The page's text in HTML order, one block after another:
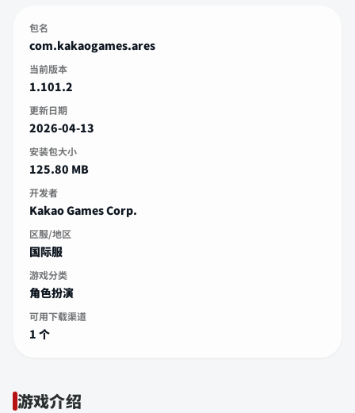
包名
com.kakaogames.ares
当前版本
1.101.2
更新日期
2026-04-13
安装包大小
125.80 MB
开发者
Kakao Games Corp.
区服/地区
国际服
游戏分类
角色扮演
可用下载渠道
1 个
游戏介绍